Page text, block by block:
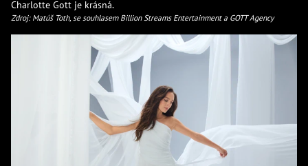
Charlotte Gott je krásná.
Zdroj: Matúš Toth, se souhlasem Billion Streams Entertainment a GOTT Agency